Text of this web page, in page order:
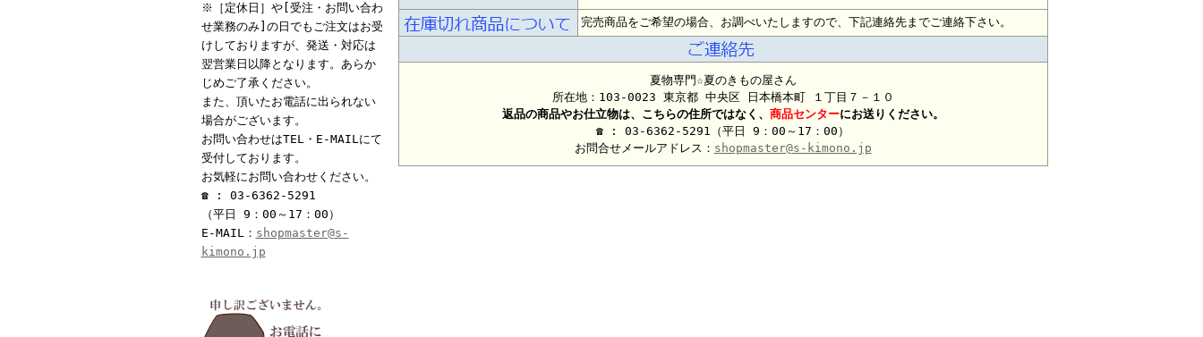
※［定休日］や[受注・お問い合わ
せ業務のみ]の日でもご注文はお受
けしておりますが、発送・対応は
翌営業日以降となります。あらか
じめご了承ください。
また、頂いたお電話に出られない
場合がございます。
お問い合わせはTEL・E-MAILにて
受付しております。
お気軽にお問い合わせください。
☎ : 03-6362-5291
（平日 9：00～17：00）
E-MAIL： shopmaster@s-
kimono.jp
完売商品をご希望の場合、お調べいたしますので、下記連絡先までご連絡下さい。
夏物専門☆夏のきもの屋さん
所在地：103-0023 東京都 中央区 日本橋本町 １丁目７－１０
返品の商品やお仕立物は、こちらの住所ではなく、 商品センターにお送りください。
☎ : 03-6362-5291（平日 9：00～17：00）
お問合せメールアドレス： shopmaster@s-kimono.jp